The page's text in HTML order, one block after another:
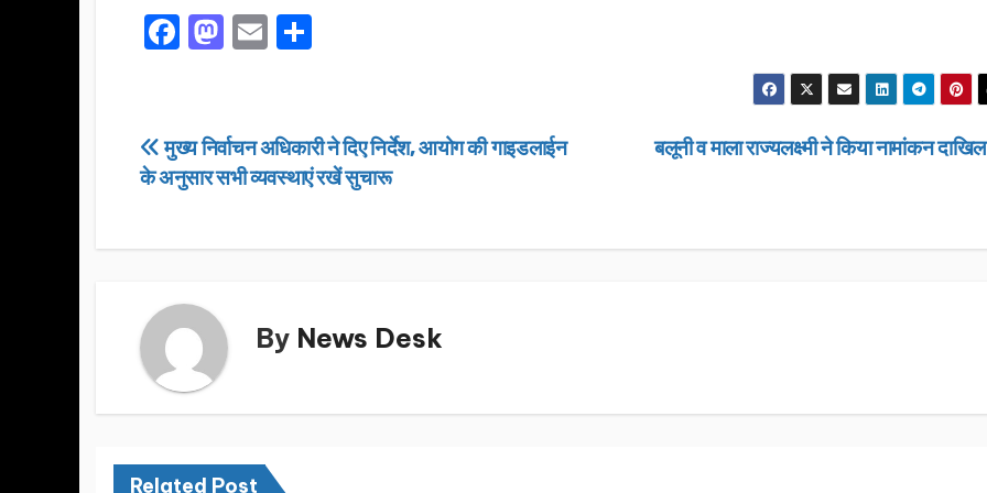
F
e
b
o
M
o
d
n
E
e
Post
navigation
बलूनी व माला राज्यलक्ष्मी ने किया नामांकन दाखिल
मुख्य निर्वाचन अधिकारी ने दिए निर्देश, आयोग की गाइडलाईन
के अनुसार सभी व्यवस्थाएं रखें सुचारू
By News Desk
Related Post
NEWS DESK